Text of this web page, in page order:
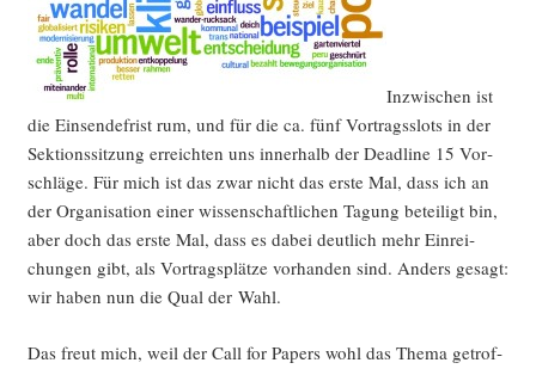
Inzwi­schen ist
die Ein­sen­de­frist rum, und für die ca. fünf Vor­trags­slots in der
Sek­ti­ons­sit­zung erreich­ten uns inner­halb der Dead­line 15 Vor­
schlä­ge. Für mich ist das zwar nicht das ers­te Mal, dass ich an
der Orga­ni­sa­ti­on einer wis­sen­schaft­li­chen Tagung betei­ligt bin,
aber doch das ers­te Mal, dass es dabei deut­lich mehr Ein­rei­
chun­gen gibt, als Vor­trags­plät­ze vor­han­den sind. Anders gesagt:
wir haben nun die Qual der Wahl.
Das freut mich, weil der Call for Papers wohl das The­ma getrof­